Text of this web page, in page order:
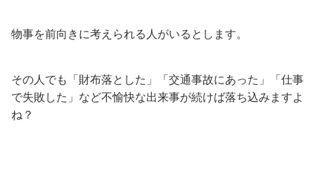
物事を前向きに考えられる人がいるとします。
その人でも「財布落とした」「交通事故にあった」「仕事
で失敗した」など不愉快な出来事が続けば落ち込みますよ
ね？